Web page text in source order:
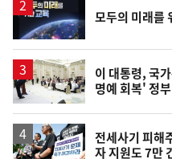
모두의 미래를
이 대통령, 국
명예 회복' 정
전세사기 피해
자 지원도 7만